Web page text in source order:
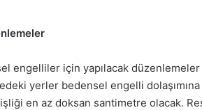
engelliler için yapılacak
yerler bedensel engelli
en az doksan santimetre olacak.